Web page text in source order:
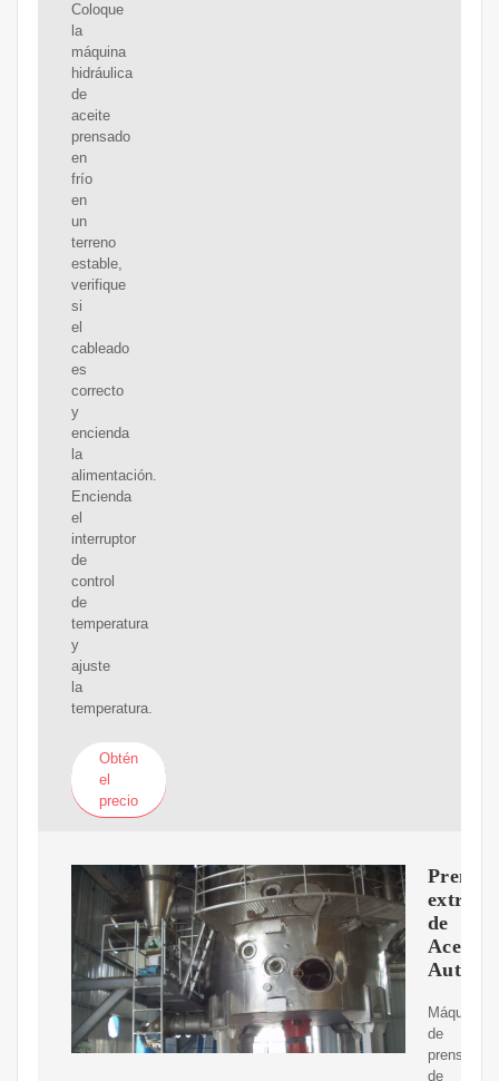
Coloque
la
máquina
hidráulica
de
aceite
prensado
en
frío
en
un
terreno
estable,
verifique
si
el
cableado
es
correcto
y
encienda
la
alimentación.
Encienda
el
interruptor
de
control
de
temperatura
y
ajuste
la
temperatura.
Obtén
el
precio
Prensa
de
Aceite
Máquina
de
prensado
de